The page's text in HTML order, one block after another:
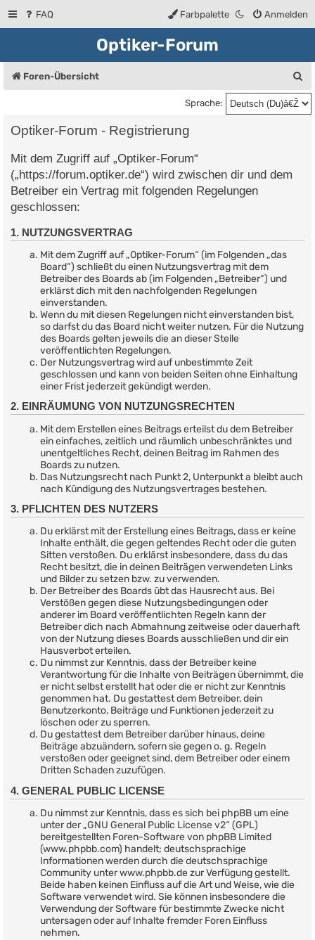
FAQ Anmelden
Farbpalette
Optiker-Forum
Foren-Übersicht
u
c
Sprache:
Optiker-Forum - Registrierung
Mit dem Zugriff auf „Optiker-Forum“
(„https://forum.optiker.de“) wird zwischen dir und dem
Betreiber ein Vertrag mit folgenden Regelungen
geschlossen:
1. NUTZUNGSVERTRAG
Mit dem Zugriff auf „Optiker-Forum“ (im Folgenden „das
Board“) schließt du einen Nutzungsvertrag mit dem
Betreiber des Boards ab (im Folgenden „Betreiber“) und
erklärst dich mit den nachfolgenden Regelungen
einverstanden.
Wenn du mit diesen Regelungen nicht einverstanden bist,
so darfst du das Board nicht weiter nutzen. Für die Nutzung
des Boards gelten jeweils die an dieser Stelle
veröffentlichten Regelungen.
Der Nutzungsvertrag wird auf unbestimmte Zeit
geschlossen und kann von beiden Seiten ohne Einhaltung
einer Frist jederzeit gekündigt werden.
2. EINRÄUMUNG VON NUTZUNGSRECHTEN
Mit dem Erstellen eines Beitrags erteilst du dem Betreiber
ein einfaches, zeitlich und räumlich unbeschränktes und
unentgeltliches Recht, deinen Beitrag im Rahmen des
Boards zu nutzen.
Das Nutzungsrecht nach Punkt 2, Unterpunkt a bleibt auch
nach Kündigung des Nutzungsvertrages bestehen.
3. PFLICHTEN DES NUTZERS
Du erklärst mit der Erstellung eines Beitrags, dass er keine
Inhalte enthält, die gegen geltendes Recht oder die guten
Sitten verstoßen. Du erklärst insbesondere, dass du das
Recht besitzt, die in deinen Beiträgen verwendeten Links
und Bilder zu setzen bzw. zu verwenden.
Der Betreiber des Boards übt das Hausrecht aus. Bei
Verstößen gegen diese Nutzungsbedingungen oder
anderer im Board veröffentlichten Regeln kann der
Betreiber dich nach Abmahnung zeitweise oder dauerhaft
von der Nutzung dieses Boards ausschließen und dir ein
Hausverbot erteilen.
Du nimmst zur Kenntnis, dass der Betreiber keine
Verantwortung für die Inhalte von Beiträgen übernimmt, die
er nicht selbst erstellt hat oder die er nicht zur Kenntnis
genommen hat. Du gestattest dem Betreiber, dein
Benutzerkonto, Beiträge und Funktionen jederzeit zu
löschen oder zu sperren.
Du gestattest dem Betreiber darüber hinaus, deine
Beiträge abzuändern, sofern sie gegen o. g. Regeln
verstoßen oder geeignet sind, dem Betreiber oder einem
Dritten Schaden zuzufügen.
4. GENERAL PUBLIC LICENSE
Du nimmst zur Kenntnis, dass es sich bei phpBB um eine
unter der „GNU General Public License v2“ (GPL)
bereitgestellten Foren-Software von phpBB Limited
(www.phpbb.com) handelt; deutschsprachige
Informationen werden durch die deutschsprachige
Community unter www.phpbb.de zur Verfügung gestellt.
Beide haben keinen Einfluss auf die Art und Weise, wie die
Software verwendet wird. Sie können insbesondere die
Verwendung der Software für bestimmte Zwecke nicht
untersagen oder auf Inhalte fremder Foren Einfluss
nehmen.